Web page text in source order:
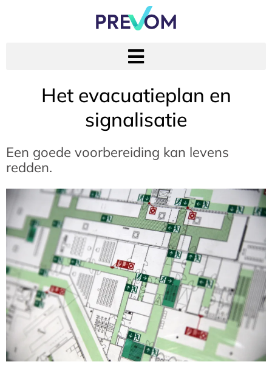
Het evacuatieplan en
signalisatie
Een goede voorbereiding kan levens
redden.